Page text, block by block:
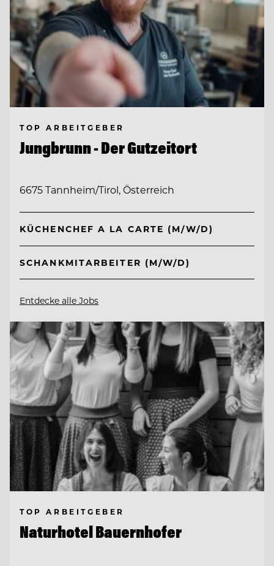
TOP ARBEITGEBER
Jungbrunn - Der Gutzeitort
6675 Tannheim/Tirol, Österreich
KÜCHENCHEF A LA CARTE (M/W/D)
SCHANKMITARBEITER (M/W/D)
Entdecke alle Jobs
TOP ARBEITGEBER
Naturhotel Bauernhofer